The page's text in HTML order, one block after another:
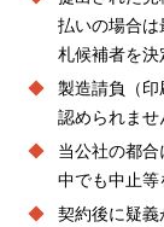
払いの場合
札候補者を決
製造請負（
認められませ
当公社の都
中でも中止等
契約後に疑